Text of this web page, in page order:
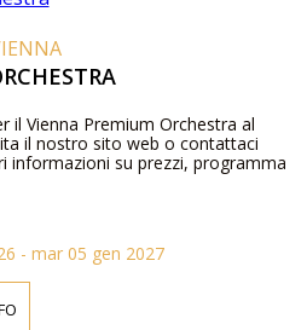
il Vienna Premium Orchestra al
il nostro sito web o contattaci
informazioni su prezzi, programma
- mar 05 gen 2027